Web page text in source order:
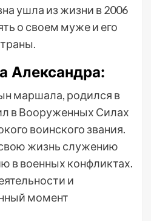
ушла из жизни в 2006
о своем муже и его
Александра:
маршала, родился в
в Вооруженных Силах
воинского звания.
жизнь служению
в военных конфликтах.
и
момент